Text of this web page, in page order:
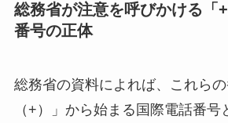
総務省が注意を呼びかける「
番号の正体
総務省の資料によれば、これら
（+）」から始まる国際電話番号